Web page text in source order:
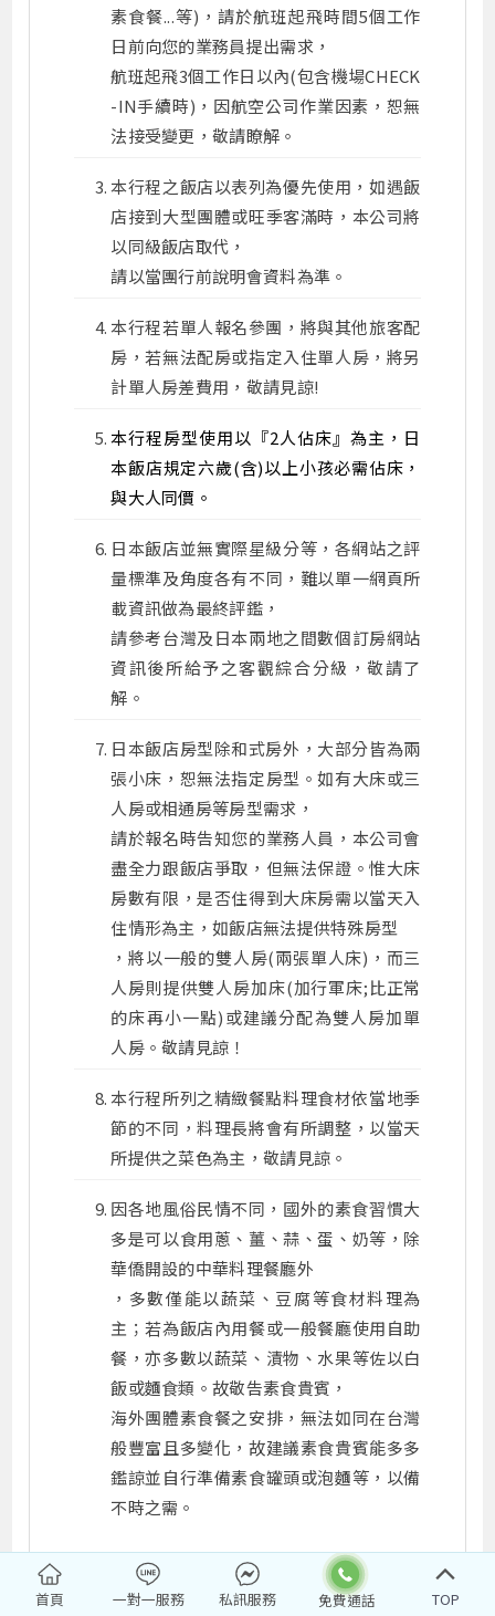
素食餐...等)，請於航班起飛時間5個工作
日前向您的業務員提出需求，
航班起飛3個工作日以內(包含機場CHECK
-IN手續時)，因航空公司作業因素，恕無
法接受變更，敬請瞭解。
本行程之飯店以表列為優先使用，如遇飯
店接到大型團體或旺季客滿時，本公司將
以同級飯店取代，
請以當團行前說明會資料為準。
本行程若單人報名參團，將與其他旅客配
房，若無法配房或指定入住單人房，將另
計單人房差費用，敬請見諒!
本行程房型使用以『2人佔床』為主，日
本飯店規定六歲(含)以上小孩必需佔床，
與大人同價。
日本飯店並無實際星級分等，各網站之評
量標準及角度各有不同，難以單一網頁所
載資訊做為最終評鑑，
請參考台灣及日本兩地之間數個訂房網站
資訊後所給予之客觀綜合分級，敬請了
解。
日本飯店房型除和式房外，大部分皆為兩
張小床，恕無法指定房型。如有大床或三
人房或相通房等房型需求，
請於報名時告知您的業務人員，本公司會
盡全力跟飯店爭取，但無法保證。惟大床
房數有限，是否住得到大床房需以當天入
住情形為主，如飯店無法提供特殊房型
，將以一般的雙人房(兩張單人床)，而三
人房則提供雙人房加床(加行軍床;比正常
的床再小一點)或建議分配為雙人房加單
人房。敬請見諒！
本行程所列之精緻餐點料理食材依當地季
節的不同，料理長將會有所調整，以當天
所提供之菜色為主，敬請見諒。
因各地風俗民情不同，國外的素食習慣大
多是可以食用蔥、薑、蒜、蛋、奶等，除
華僑開設的中華料理餐廳外
，多數僅能以蔬菜、豆腐等食材料理為
主；若為飯店內用餐或一般餐廳使用自助
餐，亦多數以蔬菜、漬物、水果等佐以白
飯或麵食類。故敬告素食貴賓，
海外團體素食餐之安排，無法如同在台灣
般豐富且多變化，故建議素食貴賓能多多
鑑諒並自行準備素食罐頭或泡麵等，以備
不時之需。
首頁 一對一服務 私訊服務 TOP